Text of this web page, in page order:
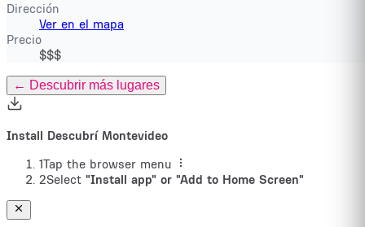
Dirección
Ver en el mapa
Precio
$$$
← Descubrir más lugares
Install Descubrí Montevideo
1Tap the browser menu
2Select "Install app" or "Add to Home Screen"